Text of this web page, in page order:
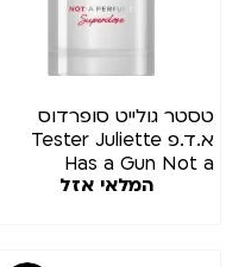
טסטר גולייט סופרדוס
א.ד.פ Tester Juliette
Has a Gun Not a
Perfume Superdose
המלאי אזל